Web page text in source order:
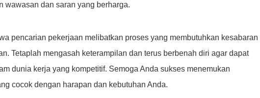
wawasan dan saran yang berharga.
pencarian pekerjaan melibatkan proses yang membutuhkan kesabaran
Tetaplah mengasah keterampilan dan terus berbenah diri agar dapat
dunia kerja yang kompetitif. Semoga Anda sukses menemukan
cocok dengan harapan dan kebutuhan Anda.